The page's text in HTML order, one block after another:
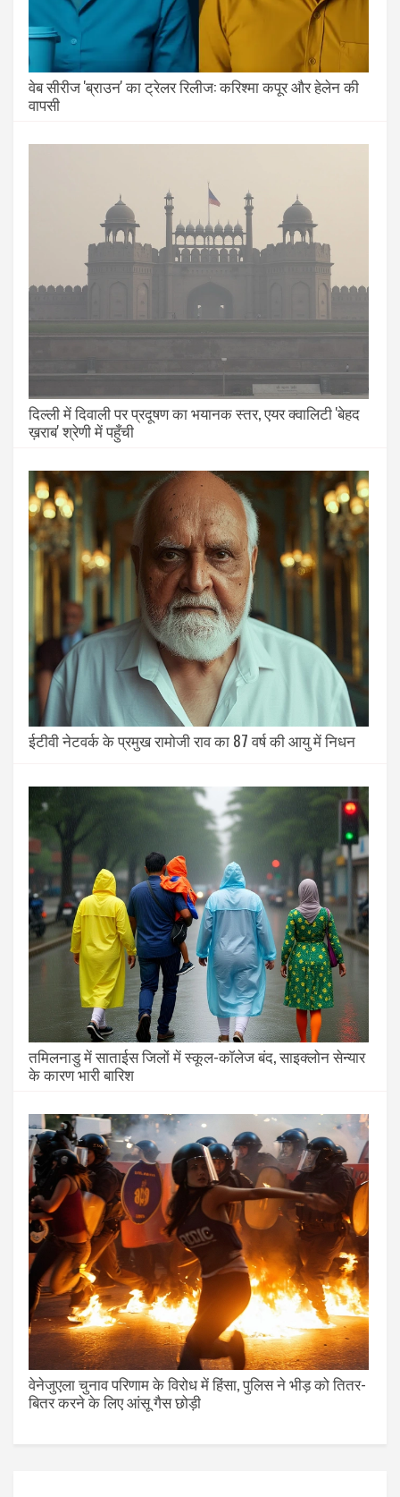
वेब सीरीज 'ब्राउन' का ट्रेलर रिलीज: करिश्मा कपूर और हेलेन की
वापसी
दिल्ली में दिवाली पर प्रदूषण का भयानक स्तर, एयर क्वालिटी 'बेहद
ख़राब' श्रेणी में पहुँची
ईटीवी नेटवर्क के प्रमुख रामोजी राव का 87 वर्ष की आयु में निधन
तमिलनाडु में साताईस जिलों में स्कूल-कॉलेज बंद, साइक्लोन सेन्यार
के कारण भारी बारिश
वेनेजुएला चुनाव परिणाम के विरोध में हिंसा, पुलिस ने भीड़ को तितर-
बितर करने के लिए आंसू गैस छोड़ी